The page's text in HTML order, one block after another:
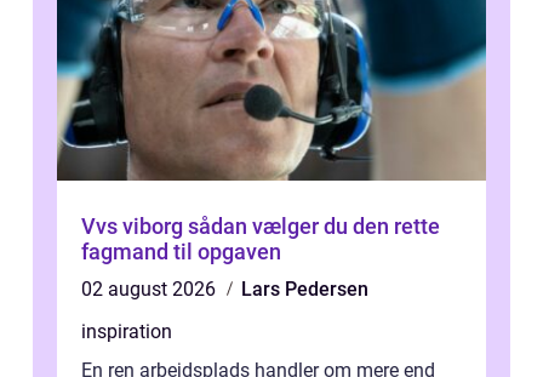
Vvs viborg sådan vælger du den rette
fagmand til opgaven
02 august 2026
Lars Pedersen
inspiration
En ren arbejdsplads handler om mere end